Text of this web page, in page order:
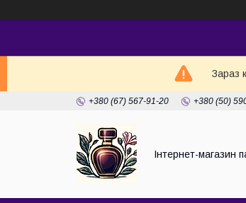
Зараз
+380 (67) 567-91-20 +380 (50)
Інтернет-магазин